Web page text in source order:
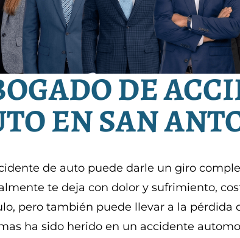
DE
EN SAN
de auto puede darle un giro
te deja con dolor y sufrimiento,
pero también puede llevar a la pérdida
ha sido herido en un accidente